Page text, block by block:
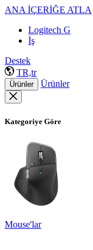
ANA İÇERİĞE ATLA
Logitech G
İş
Destek
TR,tr
Ürünler Ürünler
Kategoriye Göre
Mouse'lar